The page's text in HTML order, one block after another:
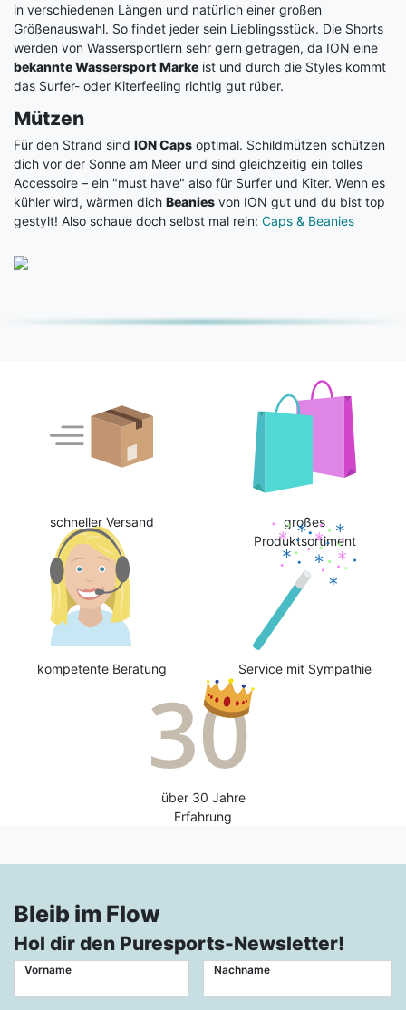
in verschiedenen Längen und natürlich einer großen
Größenauswahl. So findet jeder sein Lieblingsstück. Die Shorts
werden von Wassersportlern sehr gern getragen, da ION eine
bekannte Wassersport Marke ist und durch die Styles kommt
das Surfer- oder Kiterfeeling richtig gut rüber.
Mützen
Für den Strand sind ION Caps optimal. Schildmützen schützen
dich vor der Sonne am Meer und sind gleichzeitig ein tolles
Accessoire – ein "must have" also für Surfer und Kiter. Wenn es
kühler wird, wärmen dich Beanies von ION gut und du bist top
gestylt! Also schaue doch selbst mal rein: Caps & Beanies
schneller Versand
großes
Produktsortiment
kompetente Beratung Service mit Sympathie
über 30 Jahre
Erfahrung
Bleib im Flow
Hol dir den Puresports-Newsletter!
Vorname Nachname